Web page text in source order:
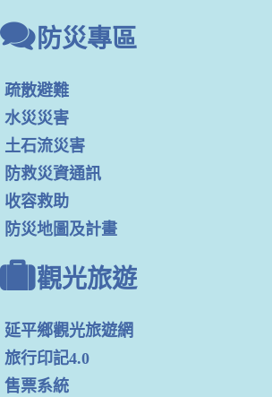
防災專區
疏散避難
水災災害
土石流災害
防救災資通訊
收容救助
防災地圖及計畫
觀光旅遊
延平鄉觀光旅遊網
旅行印記4.0
售票系統